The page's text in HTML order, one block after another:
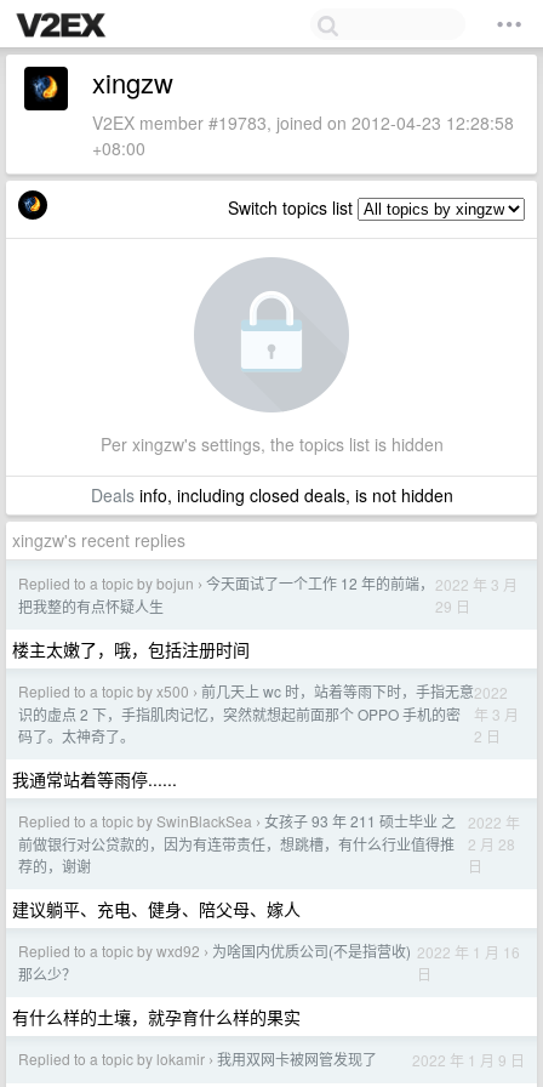
xingzw
V2EX member #19783, joined on 2012-04-23 12:28:58
+08:00
Switch topics list
Per xingzw's settings, the topics list is hidden
Dealsinfo, including closed deals, is not hidden
xingzw's recent replies
Replied to a topic by bojun › 今天面试了一个工作 12 年的前端，
把我整的有点怀疑人生
2022 年 3 月
29 日
楼主太嫩了，哦，包括注册时间
Replied to a topic by x500 › 前几天上 wc 时，站着等雨下时，手指无意
识的虚点 2 下，手指肌肉记忆，突然就想起前面那个 OPPO 手机的密
码了。太神奇了。
2022
年 3 月
2 日
我通常站着等雨停......
Replied to a topic by SwinBlackSea › 女孩子 93 年 211 硕士毕业 之
前做银行对公贷款的，因为有连带责任，想跳槽，有什么行业值得推
荐的，谢谢
2022 年
2 月 28
日
建议躺平、充电、健身、陪父母、嫁人
Replied to a topic by wxd92 › 为啥国内优质公司(不是指营收)
那么少？
2022 年 1 月 16
日
有什么样的土壤，就孕育什么样的果实
Replied to a topic by lokamir › 我用双网卡被网管发现了 2022 年 1 月 9 日